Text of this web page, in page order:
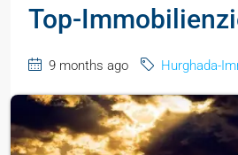
Top-
9 months ago Hurghada-